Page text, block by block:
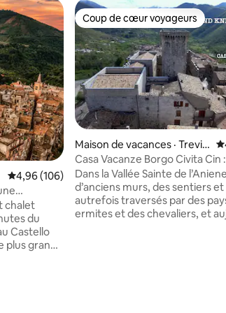
Note moyenne de 4,96 sur 5, 106
4,96 (106)
chalet
du
plus grand
Coup de cœur voyageurs
Coup de cœur voyageurs
Maison de vacances · Trevi n
el Lazio
Casa Vacanze Borgo Civita Cin :
IT060080C258B2RD4P
Dans la Vallée Sainte de
d’anciens murs, des sentiers
autrefois traversés par des
ermites et des chevaliers, et